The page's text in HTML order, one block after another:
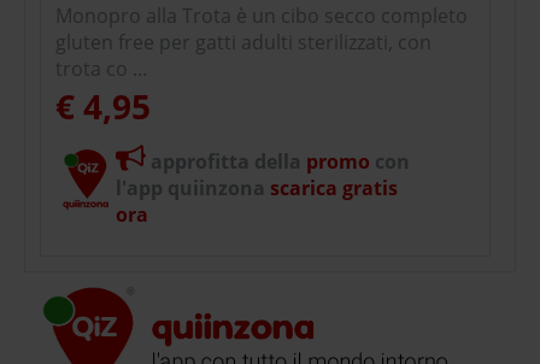
Monopro alla Trota è un cibo secco completo
gluten free per gatti adulti sterilizzati, con
trota co ...
€ 4,95
approfitta della promo con
l'app quiinzona scarica gratis
ora